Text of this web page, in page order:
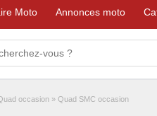
Moto Annonces moto
occasion » Quad SMC occasion